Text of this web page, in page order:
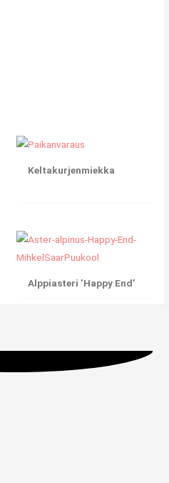
Keltakurjenmiekka
Alppiasteri ’Happy End’